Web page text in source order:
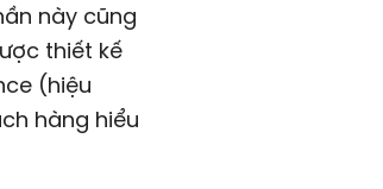
này cũng
thiết kế
(hiệu
hàng hiểu